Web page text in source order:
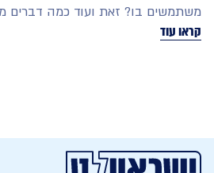
בו? זאת ועוד כמה דברים מעניינים